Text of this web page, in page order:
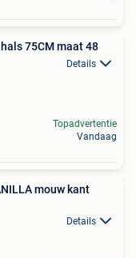
75CM maat 48
Details
Topadvertentie
Vandaag
mouw kant
Details